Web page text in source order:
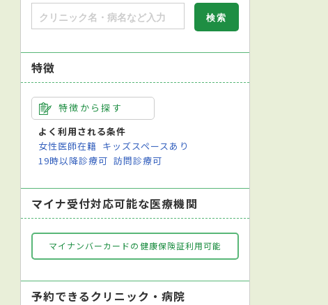
特徴
特徴から探す
よく利用される条件
女性医師在籍 キッズスペースあり
19時以降診療可 訪問診療可
マイナ受付対応可能な医療機関
マイナンバーカードの健康保険証利用可能
予約できるクリニック・病院